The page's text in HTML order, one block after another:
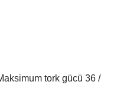
tork gücü 36 /